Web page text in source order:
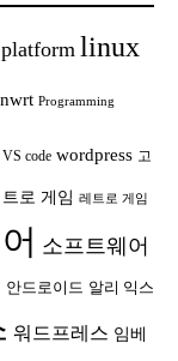
linux
Programming
VS code wordpress 고
로 게임 레트로 게임
소프트웨어
안드로이드 알리 익스
워드프레스 임베